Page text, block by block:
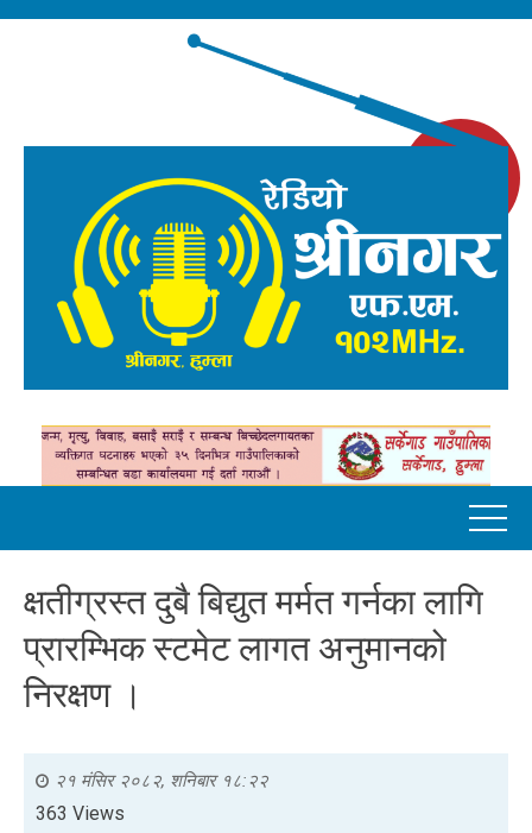
क्षतीग्रस्त दुबै बिद्युत मर्मत गर्नका लागि
प्रारम्भिक स्टमेट लागत अनुमानको
निरक्षण ।
२१ मंसिर २०८२, शनिबार १८:२२
363 Views